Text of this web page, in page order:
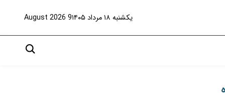
یکشنبه ۱۸ مرداد ۱۴۰۵ 9 August 2026